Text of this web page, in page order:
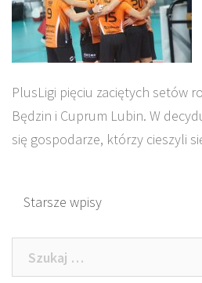
PlusLigi pięciu zaciętych setów
Będzin i Cuprum Lubin. W
się gospodarze, którzy cieszyli
Nawigacja
po
wpisach
Starsze wpisy
Szukaj: